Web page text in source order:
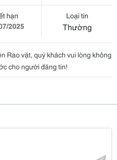
hạn
2025
Loại tin
Thường
Rao vặt, quý khách vui lòng không
cho người đăng tin!